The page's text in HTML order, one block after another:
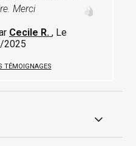
Merci
Cecile R. , Le
2025
TÉMOIGNAGES